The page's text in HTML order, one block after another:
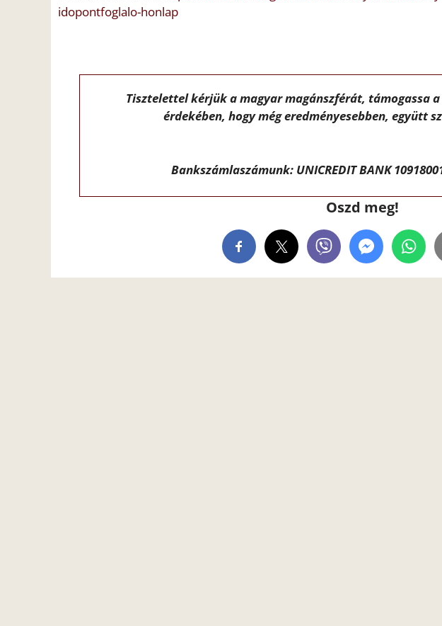
idopontfoglalo-honlap
Tisztelettel kérjük a magyar magánszférát, támogassa a
érdekében, hogy még eredményesebben, együtt
Bankszámlaszámunk: UNICREDIT BANK
Oszd meg!